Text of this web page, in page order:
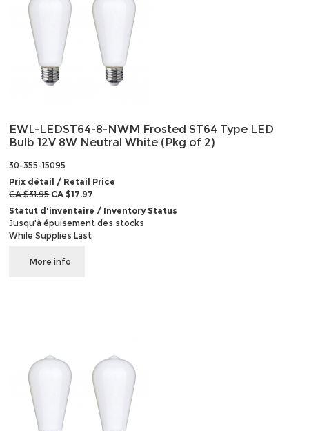
EWL-LEDST64-8-NWM Frosted ST64 Type LED
Bulb 12V 8W Neutral White (Pkg of 2)
30-355-15095
Prix détail / Retail Price
CA $31.95CA $17.97
Statut d'inventaire / Inventory Status
Jusqu'à épuisement des stocks
While Supplies Last
More info